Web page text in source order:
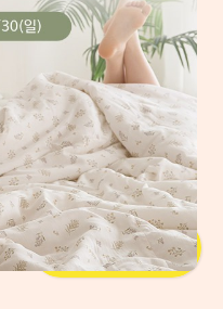
[CHECK]
할 수 없습니다.
인정보취급방침 B2B 문의